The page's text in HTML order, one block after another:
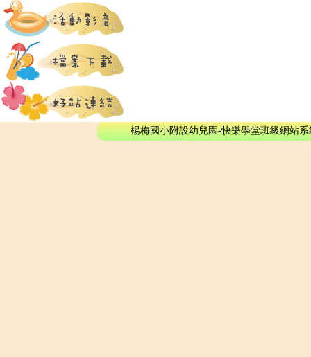
楊梅國小附設幼兒園-快樂學堂班級網站